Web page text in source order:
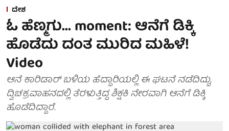
ದೇಶ
ಓ ಹೆಣ್ಮಗು... moment: ಆನೆಗೆ ಡಿಕ್ಕಿ
ಹೊಡೆದು ದಂತ ಮುರಿದ ಮಹಿಳೆ!
Video
ಆನೆ ಕಾರಿಡಾರ್ ಬಳಿಯ ಹೆದ್ದಾರಿಯಲ್ಲಿ ಈ ಘಟನೆ ನಡೆದಿದ್ದು,
ದ್ವಿಚಕ್ರವಾಹನದಲ್ಲಿ ತೆರಳುತ್ತಿದ್ದ ಶಿಕ್ಷಕಿ ನೇರವಾಗಿ ಆನೆಗೆ ಡಿಕ್ಕಿ
ಹೊಡೆದಿದ್ದಾರೆ.